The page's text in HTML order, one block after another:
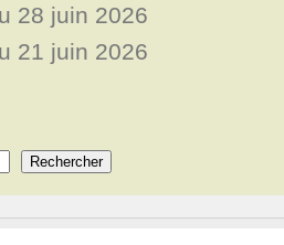
28 juin 2026
21 juin 2026
Rechercher